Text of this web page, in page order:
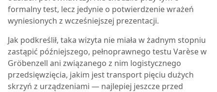
formalny test, lecz jedynie o potwierdzenie wrażeń
wyniesionych z wcześniejszej prezentacji.
Jak podkreślił, taka wizyta nie miała w żadnym stopniu
zastąpić późniejszego, pełnoprawnego testu Varèse w
Gröbenzell ani związanego z nim logistycznego
przedsięwzięcia, jakim jest transport pięciu dużych
skrzyń z urządzeniami — najlepiej jeszcze przed